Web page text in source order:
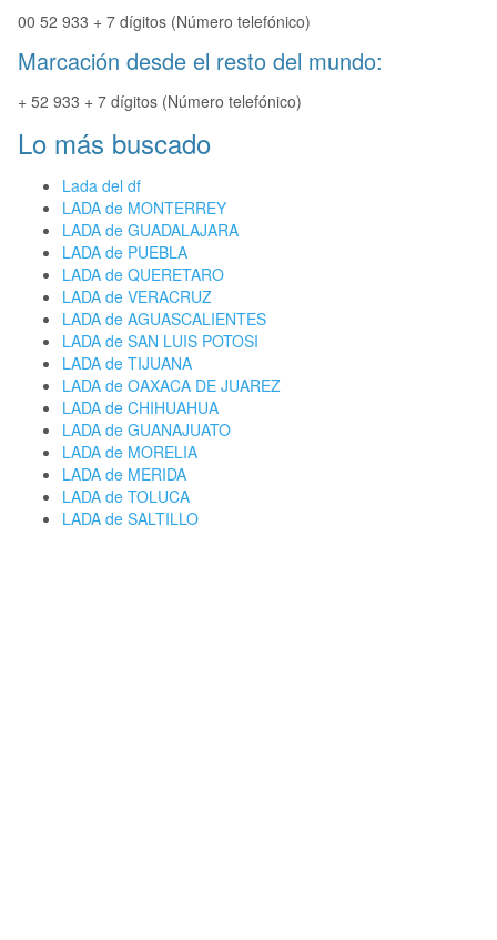
00 52 933 + 7 dígitos (Número telefónico)
Marcación desde el resto del mundo:
+ 52 933 + 7 dígitos (Número telefónico)
Lo más buscado
Lada del df
LADA de MONTERREY
LADA de GUADALAJARA
LADA de PUEBLA
LADA de QUERETARO
LADA de VERACRUZ
LADA de AGUASCALIENTES
LADA de SAN LUIS POTOSI
LADA de TIJUANA
LADA de OAXACA DE JUAREZ
LADA de CHIHUAHUA
LADA de GUANAJUATO
LADA de MORELIA
LADA de MERIDA
LADA de TOLUCA
LADA de SALTILLO